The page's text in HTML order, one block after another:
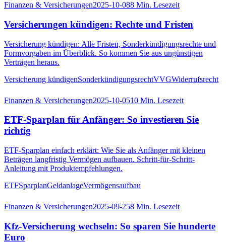
Finanzen & Versicherungen2025-10-088 Min. Lesezeit
Versicherungen kündigen: Rechte und Fristen
Versicherung kündigen: Alle Fristen, Sonderkündigungsrechte und
Formvorgaben im Überblick. So kommen Sie aus ungünstigen
Verträgen heraus.
Versicherung kündigenSonderkündigungsrechtVVGWiderrufsrecht
Finanzen & Versicherungen2025-10-0510 Min. Lesezeit
ETF-Sparplan für Anfänger: So investieren Sie
richtig
ETF-Sparplan einfach erklärt: Wie Sie als Anfänger mit kleinen
Beträgen langfristig Vermögen aufbauen. Schritt-für-Schritt-
Anleitung mit Produktempfehlungen.
ETFSparplanGeldanlageVermögensaufbau
Finanzen & Versicherungen2025-09-258 Min. Lesezeit
Kfz-Versicherung wechseln: So sparen Sie hunderte
Euro